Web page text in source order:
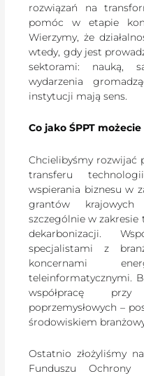
rozwiązań na
pomóc w etapie
Wierzymy, że
wtedy, gdy jest
sektorami: nauką,
wydarzenia
instytucji mają sens.
Co jako ŚPPT
Chcielibyśmy rozwijać
transferu
wspierania biznesu w
grantów
szczególnie w
dekarbonizacji.
specjalistami z
koncernami
teleinformatycznymi.
współpracę
poprzemysłowych –
środowiskiem
Ostatnio złożyliśmy
Funduszu Ochrony